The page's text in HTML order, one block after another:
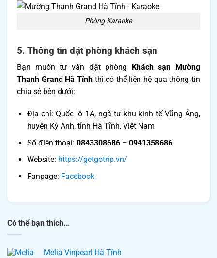
Phòng Karaoke
5. Thông tin đặt phòng khách sạn
Bạn muốn tư vấn đặt phòng
Khách sạn Mường
Thanh Grand Hà Tĩnh thì có thể liên hệ qua thông tin
chia sẻ bên dưới:
Địa chỉ: Quốc lộ 1A, ngã tư khu kinh tế Vũng Áng,
huyện Kỳ Anh, tỉnh Hà Tĩnh, Việt Nam
Số điện thoại: 0843308686 – 0941358686
Website: https://getgotrip.vn/
Fanpage: ​​ Facebook
Có thể bạn thích…
Melia Vinpearl Hà Tĩnh